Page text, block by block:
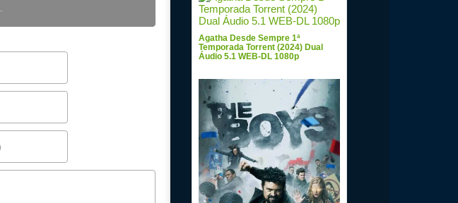
Agatha Desde Sempre 1ª
Temporada Torrent (2024) Dual
Áudio 5.1 WEB-DL 1080p